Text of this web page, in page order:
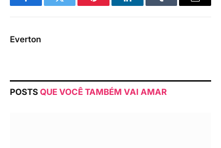
FacebookTwitter Pinterest LinkedInTumblr Email
Everton
POSTS QUE VOCÊ TAMBÉM VAI AMAR